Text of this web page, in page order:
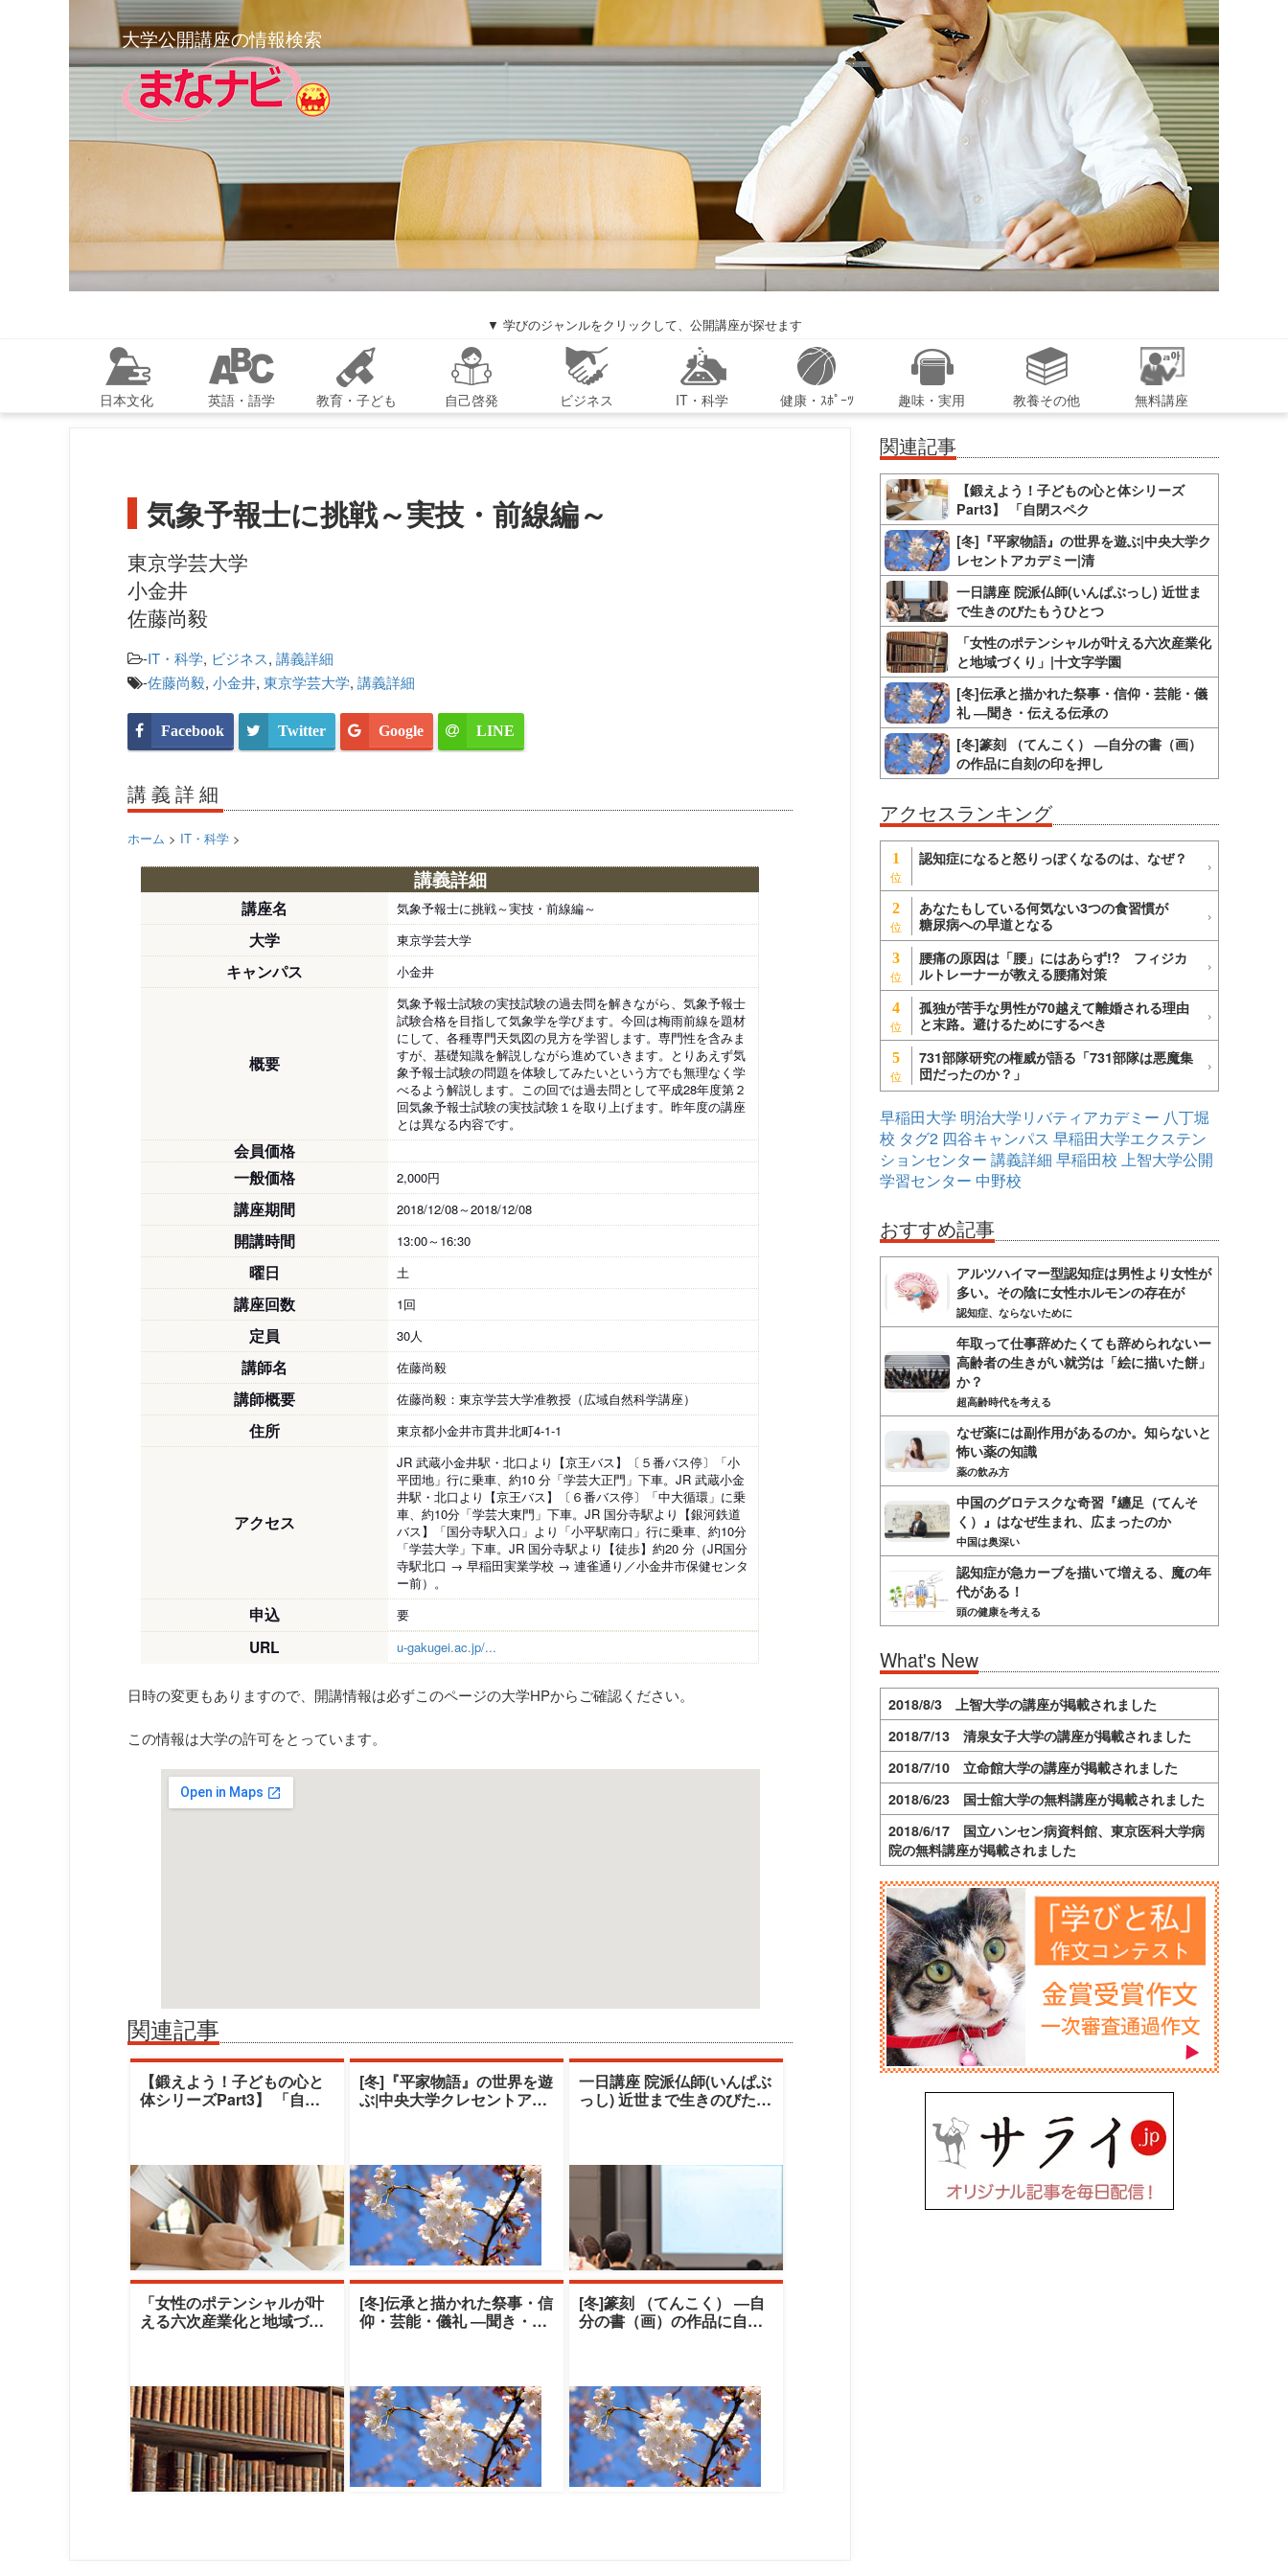
大学公開講座の情報検索
▼ 学びのジャンルをクリックして、公開講座が探せます
日本文化 英語・語学 教育・子ども 自己啓発 ビジネス IT・科学 健康・ｽﾎﾟｰﾂ 趣味・実用 教養その他 無料講座
気象予報士に挑戦～実技・前線編～
東京学芸大学
小金井
佐藤尚毅
-IT・科学, ビジネス, 講義詳細
-佐藤尚毅, 小金井, 東京学芸大学, 講義詳細
Facebook Twitter Google LINE
講義詳細
ホーム > IT・科学 >
講義詳細
講座名 気象予報士に挑戦～実技・前線編～
大学 東京学芸大学
キャンパス 小金井
概要
気象予報士試験の実技試験の過去問を解きながら、気象予報士
試験合格を目指して気象学を学びます。今回は梅雨前線を題材
にして、各種専門天気図の見方を学習します。専門性を含みま
すが、基礎知識を解説しながら進めていきます。とりあえず気
象予報士試験の問題を体験してみたいという方でも無理なく学
べるよう解説します。この回では過去問として平成28年度第２
回気象予報士試験の実技試験１を取り上げます。昨年度の講座
とは異なる内容です。
会員価格
一般価格
2,000円
講座期間 2018/12/08～2018/12/08
開講時間 13:00～16:30
曜日 土
講座回数 1回
定員 30人
講師名 佐藤尚毅
講師概要 佐藤尚毅：東京学芸大学准教授（広域自然科学講座）
住所 東京都小金井市貫井北町4-1-1
アクセス
JR 武蔵小金井駅・北口より【京王バス】〔５番バス停〕「小
平団地」行に乗車、約10 分「学芸大正門」下車。JR 武蔵小金
井駅・北口より【京王バス】〔６番バス停〕「中大循環」に乗
車、約10分「学芸大東門」下車。JR 国分寺駅より【銀河鉄道
バス】「国分寺駅入口」より「小平駅南口」行に乗車、約10分
「学芸大学」下車。JR 国分寺駅より【徒歩】約20 分（JR国分
寺駅北口 → 早稲田実業学校 → 連雀通り／小金井市保健センタ
ー前）。
申込 要
URL u-gakugei.ac.jp/...
日時の変更もありますので、開講情報は必ずこのページの大学HPからご確認ください。
この情報は大学の許可をとっています。
関連記事
【鍛えよう！子どもの心と
体シリーズPart3】 「自閉
[冬]『平家物語』の世界を遊
ぶ|中央大学クレセントアカ
一日講座 院派仏師(いんぱぶ
っし) 近世まで生きのびたも
「女性のポテンシャルが叶
える六次産業化と地域づく
[冬]伝承と描かれた祭事・信
仰・芸能・儀礼 ―聞き・伝
[冬]篆刻 （てんこく） ―自
分の書（画）の作品に自刻
関連記事
【鍛えよう！子どもの心と体シリーズ
Part3】 「自閉スペク
[冬]『平家物語』の世界を遊ぶ|中央大学ク
レセントアカデミー|清
一日講座 院派仏師(いんぱぶっし) 近世ま
で生きのびたもうひとつ
「女性のポテンシャルが叶える六次産業化
と地域づくり」|十文字学園
[冬]伝承と描かれた祭事・信仰・芸能・儀
礼 ―聞き・伝える伝承の
[冬]篆刻 （てんこく） ―自分の書（画）
の作品に自刻の印を押し
アクセスランキング
1 認知症になると怒りっぽくなるのは、なぜ？
2
あなたもしている何気ない3つの食習慣が
糖尿病への早道となる
3
腰痛の原因は「腰」にはあらず!? フィジカ
ルトレーナーが教える腰痛対策
4
孤独が苦手な男性が70越えて離婚される理由
と末路。避けるためにするべき
5
731部隊研究の権威が語る「731部隊は悪魔集
団だったのか？」
早稲田大学 明治大学リバティアカデミー 八丁堀
校 タグ2 四谷キャンパス 早稲田大学エクステン
ションセンター 講義詳細 早稲田校 上智大学公開
学習センター 中野校
おすすめ記事
アルツハイマー型認知症は男性より女性が
多い。その陰に女性ホルモンの存在が
認知症、ならないために
年取って仕事辞めたくても辞められないー
高齢者の生きがい就労は「絵に描いた餅」
か？
超高齢時代を考える
なぜ薬には副作用があるのか。知らないと
怖い薬の知識
薬の飲み方
中国のグロテスクな奇習『纏足（てんそ
く）』はなぜ生まれ、広まったのか
中国は奥深い
認知症が急カーブを描いて増える、魔の年
代がある！
頭の健康を考える
What's New
2018/8/3 上智大学の講座が掲載されました
2018/7/13 清泉女子大学の講座が掲載されました
2018/7/10 立命館大学の講座が掲載されました
2018/6/23 国士舘大学の無料講座が掲載されました
2018/6/17 国立ハンセン病資料館、東京医科大学病
院の無料講座が掲載されました